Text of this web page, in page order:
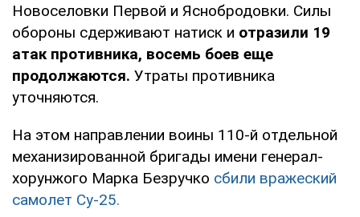
Новоселовки Первой и Яснобродовки. Силы
обороны сдерживают натиск и отразили 19
атак противника, восемь боев еще
продолжаются. Утраты противника
уточняются.
На этом направлении воины 110-й отдельной
механизированной бригады имени генерал-
хорунжого Марка Безручко сбили вражеский
самолет Су-25.